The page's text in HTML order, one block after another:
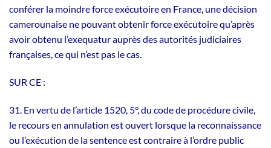
conférer la moindre force exécutoire en France, une décision
camerounaise ne pouvant obtenir force exécutoire qu’après
avoir obtenu l’exequatur auprès des autorités judiciaires
françaises, ce qui n’est pas le cas.
SUR CE :
31. En vertu de l’article 1520, 5°, du code de procédure civile,
le recours en annulation est ouvert lorsque la reconnaissance
ou l’exécution de la sentence est contraire à l’ordre public